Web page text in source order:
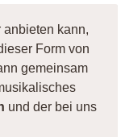
kann,
Form von
gemeinsam
und der bei uns